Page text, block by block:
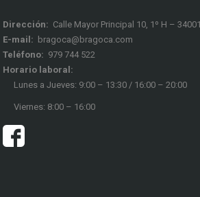
Dirección: Calle Mayor Principal 10, 1º H –
E-mail: bragoca@bragoca.com
Teléfono: 979 744 522
Horario laboral:
Lunes a Jueves: 9:00 – 13:30 / 16:00 – 20:00
Viernes: 8:00 – 16:00